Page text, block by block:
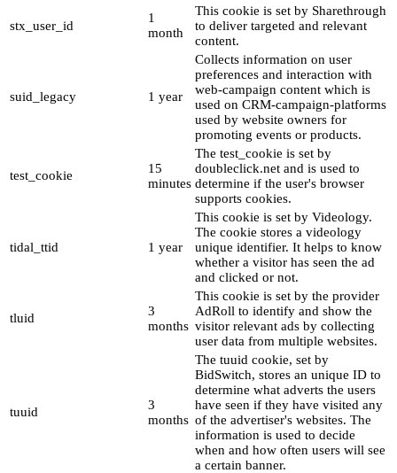
stx_user_id
1
month
This cookie is set by Sharethrough
to deliver targeted and relevant
content.
suid_legacy 1 year
Collects information on user
preferences and interaction with
web-campaign content which is
used on CRM-campaign-platforms
used by website owners for
promoting events or products.
test_cookie
15
minutes
The test_cookie is set by
doubleclick.net and is used to
determine if the user's browser
supports cookies.
tidal_ttid 1 year
This cookie is set by Videology.
The cookie stores a videology
unique identifier. It helps to know
whether a visitor has seen the ad
and clicked or not.
tluid
3
months
This cookie is set by the provider
AdRoll to identify and show the
visitor relevant ads by collecting
user data from multiple websites.
tuuid
3
months
The tuuid cookie, set by
BidSwitch, stores an unique ID to
determine what adverts the users
have seen if they have visited any
of the advertiser's websites. The
information is used to decide
when and how often users will see
a certain banner.